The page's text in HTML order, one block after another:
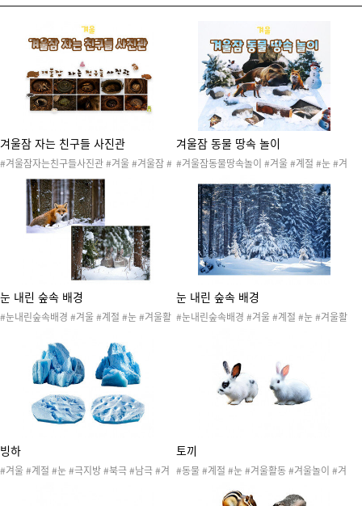
겨울잠 자는 친구들 사진관
#겨울잠자는친구들사진관 #겨울 #겨울잠 #
겨울잠동물 #동물 #겨울도안 #겨울자료 #겨
울환경구성 #겨울벽보 #사진 #사진관 #환경
구성 #동물사진관 #동물환경구성
겨울잠 동물 땅속 놀이
#겨울잠동물땅속놀이 #겨울 #계절 #눈 #겨
겨울환경 #겨울자료 #겨울게시판 #겨울환경
판 #겨울프로젝트 #곰 #고슴도치 #곰 #다람
쥐 #뱀 #오소리 #토끼 #여우
눈 내린 숲속 배경
#눈내린숲속배경 #겨울 #계절 #눈 #겨울활
료 #겨울게시판 #겨울환경판 #겨울프로젝트
#겨울배경 #겨울숲배경 #동물 #여우 #토끼
눈 내린 숲속 배경
#눈내린숲속배경 #겨울 #계절 #눈 #겨울활
#겨울배경 #겨울숲배경
빙하
#겨울 #계절 #눈 #극지방 #북극 #남극 #겨
토끼
#동물 #계절 #눈 #겨울활동 #겨울놀이 #겨
겨울환경판 #겨울프로젝트 #겨울잠동물땅속